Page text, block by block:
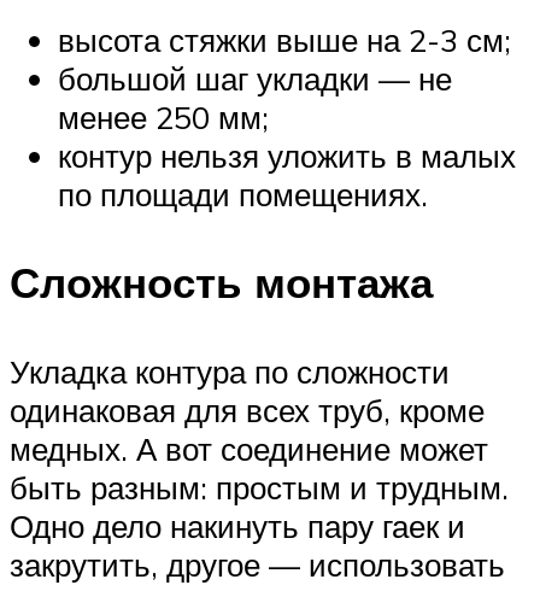
высота стяжки выше на 2-3 см;
большой шаг укладки — не
менее 250 мм;
контур нельзя уложить в малых
по площади помещениях.
Сложность монтажа
Укладка контура по сложности
одинаковая для всех труб, кроме
медных. А вот соединение может
быть разным: простым и трудным.
Одно дело накинуть пару гаек и
закрутить, другое — использовать